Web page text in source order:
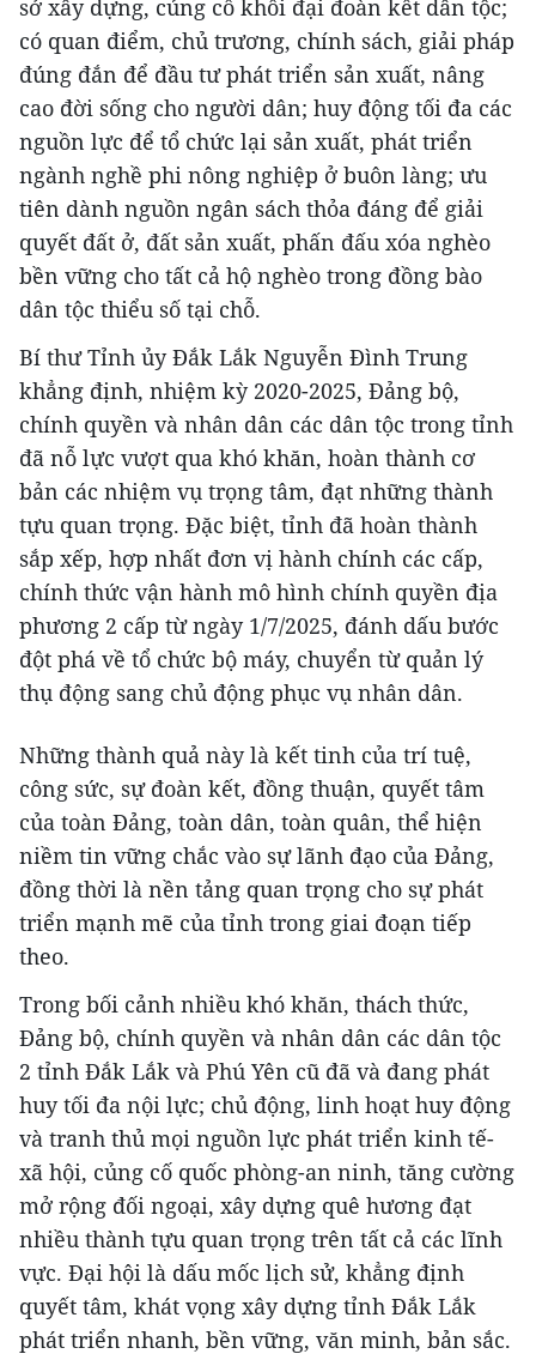
sở xây dựng, củng cố khối đại đoàn kết dân tộc;
có quan điểm, chủ trương, chính sách, giải pháp
đúng đắn để đầu tư phát triển sản xuất, nâng
cao đời sống cho người dân; huy động tối đa các
nguồn lực để tổ chức lại sản xuất, phát triển
ngành nghề phi nông nghiệp ở buôn làng; ưu
tiên dành nguồn ngân sách thỏa đáng để giải
quyết đất ở, đất sản xuất, phấn đấu xóa nghèo
bền vững cho tất cả hộ nghèo trong đồng bào
dân tộc thiểu số tại chỗ.
Bí thư Tỉnh ủy Đắk Lắk Nguyễn Đình Trung
khẳng định, nhiệm kỳ 2020-2025, Đảng bộ,
chính quyền và nhân dân các dân tộc trong tỉnh
đã nỗ lực vượt qua khó khăn, hoàn thành cơ
bản các nhiệm vụ trọng tâm, đạt những thành
tựu quan trọng. Đặc biệt, tỉnh đã hoàn thành
sắp xếp, hợp nhất đơn vị hành chính các cấp,
chính thức vận hành mô hình chính quyền địa
phương 2 cấp từ ngày 1/7/2025, đánh dấu bước
đột phá về tổ chức bộ máy, chuyển từ quản lý
thụ động sang chủ động phục vụ nhân dân.
Những thành quả này là kết tinh của trí tuệ,
công sức, sự đoàn kết, đồng thuận, quyết tâm
của toàn Đảng, toàn dân, toàn quân, thể hiện
niềm tin vững chắc vào sự lãnh đạo của Đảng,
đồng thời là nền tảng quan trọng cho sự phát
triển mạnh mẽ của tỉnh trong giai đoạn tiếp
theo.
Trong bối cảnh nhiều khó khăn, thách thức,
Đảng bộ, chính quyền và nhân dân các dân tộc
2 tỉnh Đắk Lắk và Phú Yên cũ đã và đang phát
huy tối đa nội lực; chủ động, linh hoạt huy động
và tranh thủ mọi nguồn lực phát triển kinh tế-
xã hội, củng cố quốc phòng-an ninh, tăng cường
mở rộng đối ngoại, xây dựng quê hương đạt
nhiều thành tựu quan trọng trên tất cả các lĩnh
vực. Đại hội là dấu mốc lịch sử, khẳng định
quyết tâm, khát vọng xây dựng tỉnh Đắk Lắk
phát triển nhanh, bền vững, văn minh, bản sắc.